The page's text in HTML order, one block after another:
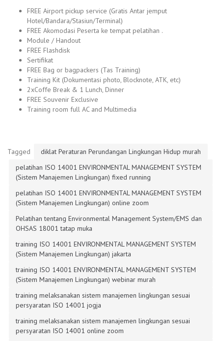
FREE Airport pickup service (Gratis Antar jemput
Hotel/Bandara/Stasiun/Terminal)
FREE Akomodasi Peserta ke tempat pelatihan .
Module / Handout
FREE Flashdisk
Sertifikat
FREE Bag or bagpackers (Tas Training)
Training Kit (Dokumentasi photo, Blocknote, ATK, etc)
2xCoffe Break & 1 Lunch, Dinner
FREE Souvenir Exclusive
Training room full AC and Multimedia
Tagged
diklat Peraturan Perundangan Lingkungan Hidup murah
pelatihan ISO 14001 ENVIRONMENTAL MANAGEMENT SYSTEM
(Sistem Manajemen Lingkungan) fixed running
pelatihan ISO 14001 ENVIRONMENTAL MANAGEMENT SYSTEM
(Sistem Manajemen Lingkungan) online zoom
Pelatihan tentang Environmental Management System/EMS dan
OHSAS 18001 tatap muka
training ISO 14001 ENVIRONMENTAL MANAGEMENT SYSTEM
(Sistem Manajemen Lingkungan) jakarta
training ISO 14001 ENVIRONMENTAL MANAGEMENT SYSTEM
(Sistem Manajemen Lingkungan) webinar murah
training melaksanakan sistem manajemen lingkungan sesuai
persyaratan ISO 14001 jogja
training melaksanakan sistem manajemen lingkungan sesuai
persyaratan ISO 14001 online zoom